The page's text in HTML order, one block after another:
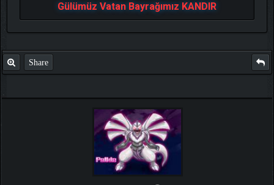
Gülümüz Vatan Bayrağımız KANDIR
Share